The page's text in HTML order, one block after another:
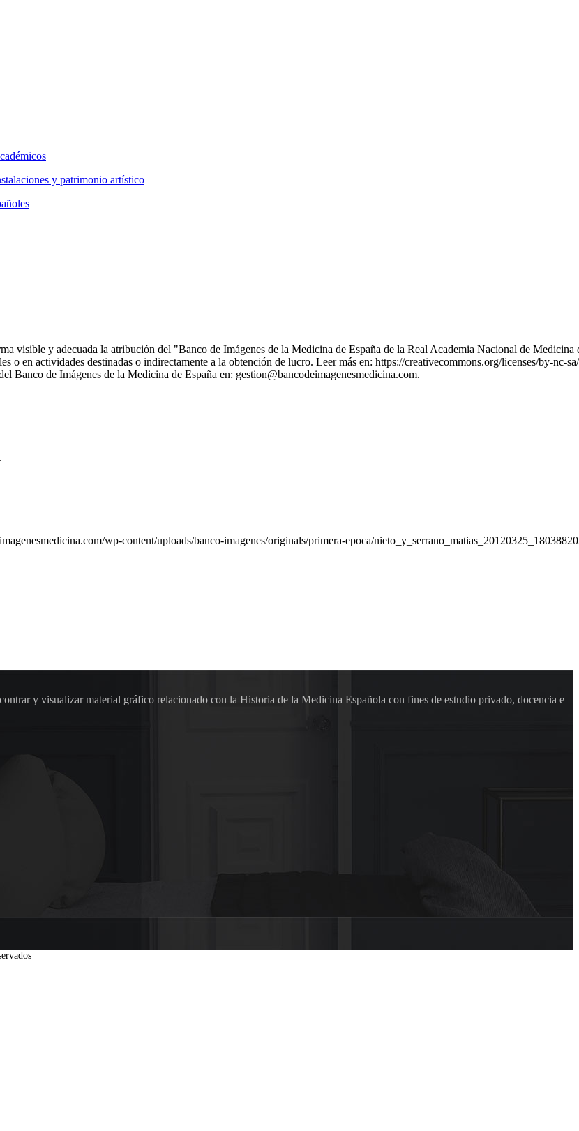
y patrimonio artístico
visible y adecuada la atribución del "Banco de Imágenes de la Medicina de España de la Real Academia Nacional de Medicina
o en actividades destinadas o indirectamente a la obtención de lucro. Leer más en: https://creativecommons.org/licenses/by-nc-
Banco de Imágenes de la Medicina de España en: gestion@bancodeimagenesmedicina.com.
wp-content/uploads/banco-imagenes/originals/primera-epoca/
y visualizar material gráfico relacionado con la Historia de la Medicina Española con fines de estudio privado, docencia e